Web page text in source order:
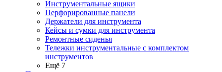
Инструментальные ящики
Перфорированные панели
Держатели для инструмента
Кейсы и сумки для инструмента
Ремонтные сиденья
Тележки инструментальные с комплектом
инструментов
Ещё 7